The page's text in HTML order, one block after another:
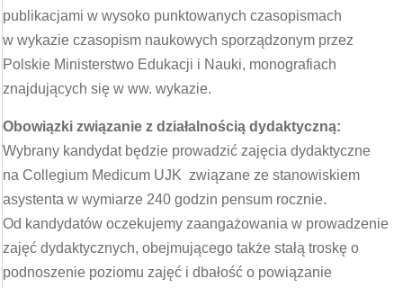
publikacjami w wysoko punktowanych czasopismach
w wykazie czasopism naukowych sporządzonym przez
Polskie Ministerstwo Edukacji i Nauki, monografiach
znajdujących się w ww. wykazie.
Obowiązki związanie z działalnością dydaktyczną:
Wybrany kandydat będzie prowadzić zajęcia dydaktyczne
na Collegium Medicum UJK związane ze stanowiskiem
asystenta w wymiarze 240 godzin pensum rocznie.
Od kandydatów oczekujemy zaangażowania w prowadzenie
zajęć dydaktycznych, obejmującego także stałą troskę o
podnoszenie poziomu zajęć i dbałość o powiązanie